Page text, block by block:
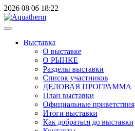
2026 08 06 18:22
Выставка
О выставке
О РЫНКЕ
Разделы выставки
Список участников
ДЕЛОВАЯ ПРОГРАММА
План выставки
Официальные приветствия
Итоги выставки
Как добраться до выставки